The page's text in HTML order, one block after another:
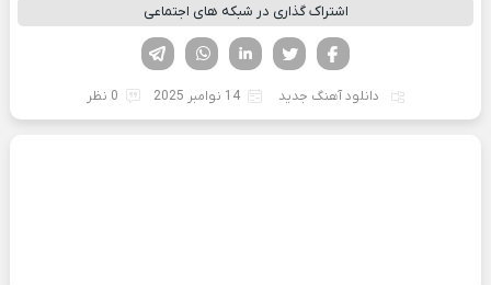
اشتراک گذاری در شبکه های اجتماعی
لینکدین تویتر
فیسوک
دانلود آهنگ جدید 14 نوامبر 2025 0 نظر